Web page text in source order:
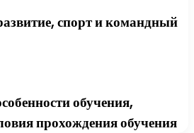
спорт и командный
обучения,
прохождения обучения